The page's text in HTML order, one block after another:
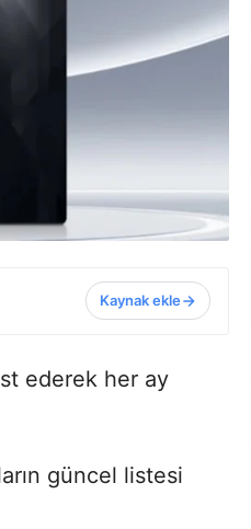
Kaynak ekle
ederek her ay
güncel listesi